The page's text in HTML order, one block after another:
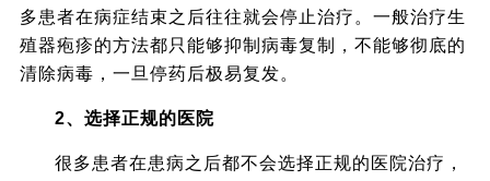
多患者在病症结束之后往往就会停止治疗。一般治疗生
殖器疱疹的方法都只能够抑制病毒复制，不能够彻底的
清除病毒，一旦停药后极易复发。
2、选择正规的医院
很多患者在患病之后都不会选择正规的医院治疗，